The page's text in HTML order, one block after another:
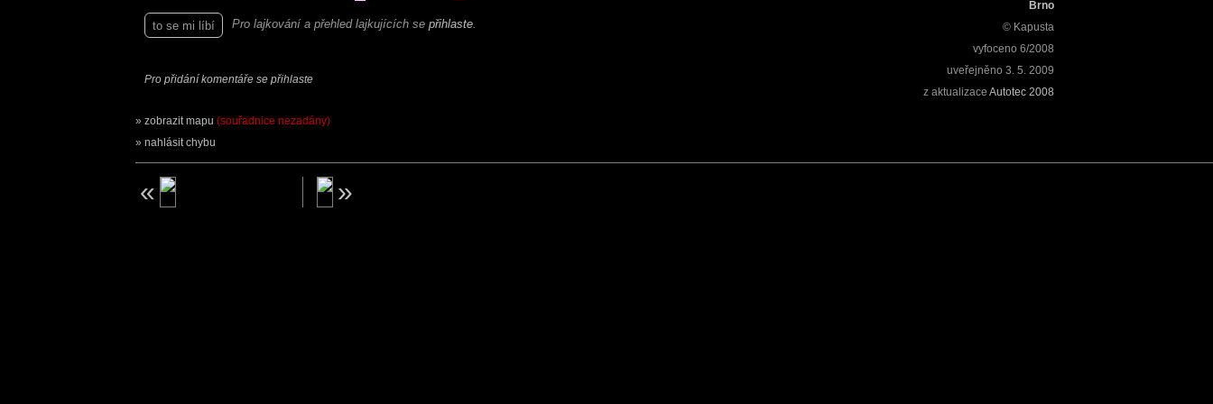
to se mi líbí Pro lajkování a přehled lajkujících se přihlaste.
Brno
© Kapusta
vyfoceno 6/2008
uveřejněno 3. 5. 2009
z aktualizace Autotec 2008
Pro přidání komentáře se přihlaste
zobrazit mapu (souřadnice nezadány)
nahlásit chybu